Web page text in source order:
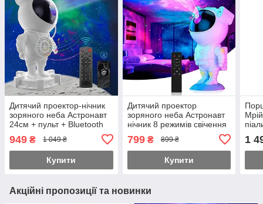
Дитячий проектор-нічник
зоряного неба Астронавт
24см + пульт + Bluetooth
949 ₴ 1 049 ₴
Купити
Дитячий проектор
зоряного неба Астронавт
нічник 8 режимів свічення
799₴ 899 ₴
Купити
1
Акційні пропозиції та новинки